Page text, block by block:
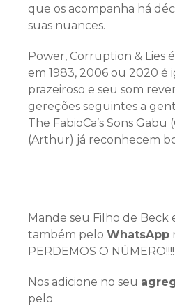
que os acompanha há
suas nuances.
Power, Corruption & Lies
em 1983, 2006 ou 2020 é
prazeiroso e seu som
gereções seguintes a
The FabioCa’s Sons
(Arthur) já reconhecem
Mande seu Filho de Beck
também pelo WhatsApp
PERDEMOS O NÚMERO!!!!
Nos adicione no seu
pelo